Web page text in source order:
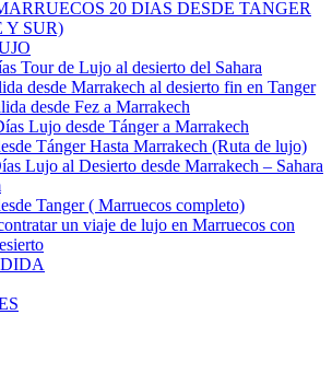
20 DIAS DESDE TANGER
Y SUR)
Tour de Lujo al desierto del Sahara
desde Marrakech al desierto fin en Tanger
desde Fez a Marrakech
Lujo desde Tánger a Marrakech
Tánger Hasta Marrakech (Ruta de lujo)
Lujo al Desierto desde Marrakech – Sahara
Tanger ( Marruecos completo)
un viaje de lujo en Marruecos con